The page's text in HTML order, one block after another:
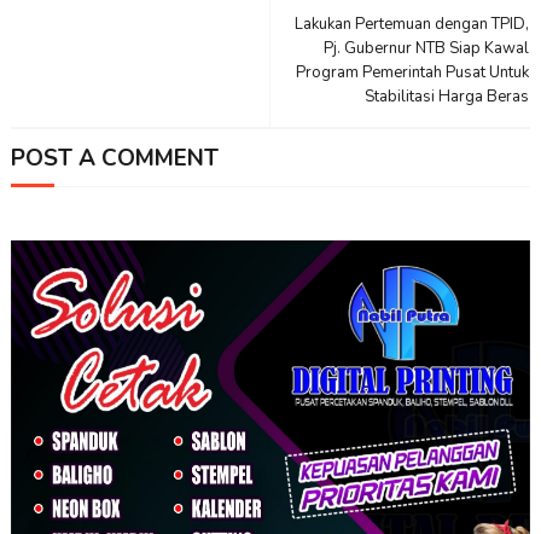
Lakukan Pertemuan dengan TPID,
Pj. Gubernur NTB Siap Kawal
Program Pemerintah Pusat Untuk
Stabilitasi Harga Beras
POST A COMMENT